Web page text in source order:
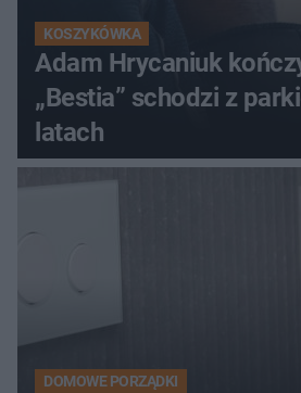
KOSZYKÓWKA
Adam Hrycaniuk
„Bestia” schodzi z
latach
DOMOWE PORZĄDKI